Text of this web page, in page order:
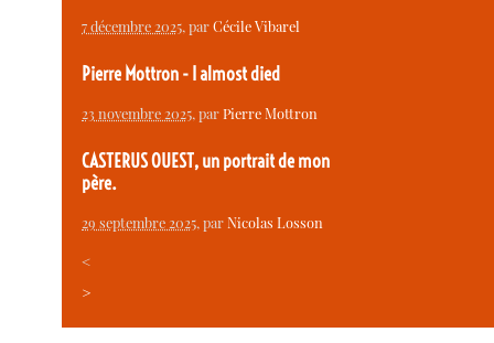
7 décembre 2025, parCécile Vibarel
Pierre Mottron - I almost died
23 novembre 2025, parPierre Mottron
CASTERUS OUEST, un portrait de mon
père.
29 septembre 2025, parNicolas Losson
<
>